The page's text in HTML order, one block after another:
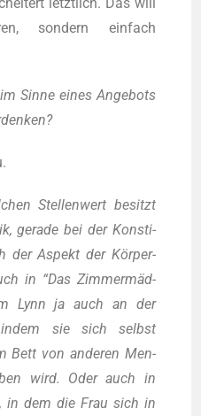
son­dern ein­fach
Sin­ne eines Ange­bots
Stel­len­wert besitzt
gera­de bei der Kon­sti­
der Aspekt der Kör­per­
in “Das Zim­mer­mäd­
Lynn ja auch an der
indem sie sich selbst
Bett von ande­ren Men­
wird. Oder auch in
in dem die Frau sich in